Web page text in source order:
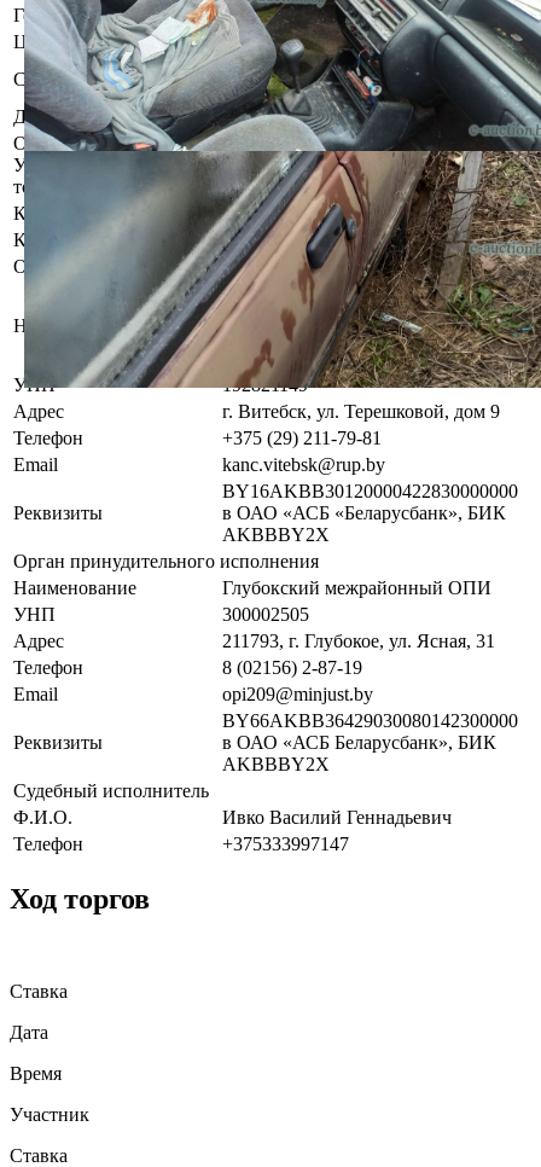
Год выпуска
1995
Цвет
Тёмно-красный
Состояние
Б/у, комплектность и
работоспособность не проверялась
Должник
Илюшин Константин Иванович
Осмотр объекта
Участник электронных торгов обязан до начала электронных
торгов осмотреть предмет торгов ( п.2.4.3 Регламента)
Контактное лицо
Специалисты по продаже
Контакты
+375292117981
Организатор/оператор торгов
Наименование
Витебский филиал
республиканского унитарного
предприятия по оказанию услуг
«БелЮрОбеспечение»
УНП
192821149
Адрес
г. Витебск, ул. Терешковой, дом 9
Телефон
+375 (29) 211-79-81
Email
kanc.vitebsk@rup.by
Реквизиты
BY16AKBB30120000422830000000
в ОАО «АСБ «Беларусбанк», БИК
AKBBBY2X
Орган принудительного исполнения
Наименование
Глубокский межрайонный ОПИ
УНП
300002505
Адрес
211793, г. Глубокое, ул. Ясная, 31
Телефон
8 (02156) 2-87-19
Email
opi209@minjust.by
Реквизиты
BY66AKBB36429030080142300000
в ОАО «АСБ Беларусбанк», БИК
AKBBBY2X
Судебный исполнитель
Ф.И.О.
Ивко Василий Геннадьевич
Телефон
+375333997147
Ход торгов
Ставка
Дата
Время
Участник
Ставка